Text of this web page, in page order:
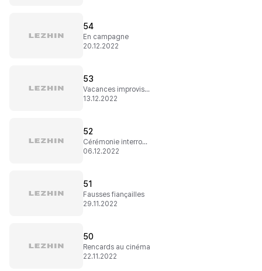
54
En campagne
20.12.2022
53
Vacances improvisées
13.12.2022
52
Cérémonie interrompue
06.12.2022
51
Fausses fiançailles
29.11.2022
50
Rencards au cinéma
22.11.2022